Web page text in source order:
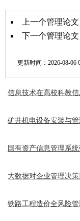
上一个管理论文
下一个管理论文
更新时间： 2026-08-06
信息技术在高校科教
矿井机电设备安装与
国有资产信息管理系
大数据对企业管理决
铁路工程造价全风险